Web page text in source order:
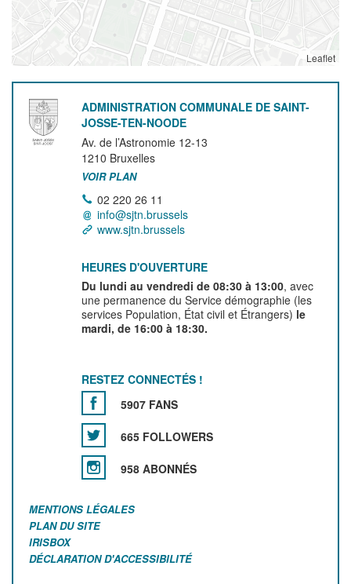
Leaflet
ADMINISTRATION COMMUNALE DE SAINT-
JOSSE-TEN-NOODE
Av. de l’Astronomie 12-13
1210 Bruxelles
VOIR PLAN
02 220 26 11
info@sjtn.brussels
www.sjtn.brussels
HEURES D'OUVERTURE
Du lundi au vendredi de 08:30 à 13:00, avec
une permanence du Service démographie (les
services Population, État civil et Étrangers) le
mardi, de 16:00 à 18:30.
RESTEZ CONNECTÉS !
5907 FANS
665 FOLLOWERS
958 ABONNÉS
MENTIONS LÉGALES
PLAN DU SITE
IRISBOX
DÉCLARATION D'ACCESSIBILITÉ